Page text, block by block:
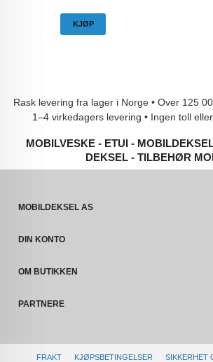
KJØP
Rask levering fra lager i Norge • Over 125
1–4 virkedagers levering • Ingen toll
MOBILVESKE - ETUI -
DEKSEL - TILBEHØR
MOBILDEKSEL AS
DIN KONTO
OM BUTIKKEN
PARTNERE
FRAKT KJØPSBETINGELSER SIKKERHET